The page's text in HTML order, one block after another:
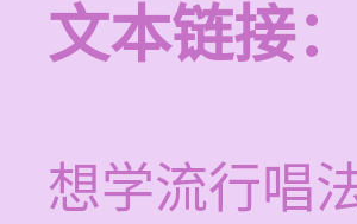
文本链接：
想学流行唱